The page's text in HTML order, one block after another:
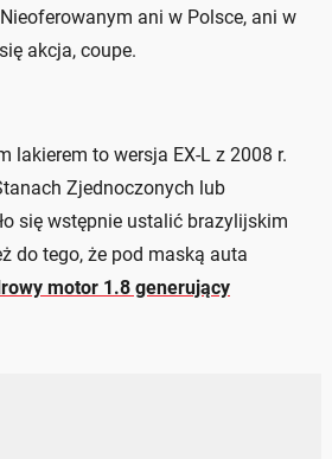
ani w Polsce, ani w
akcja, coupe.
lakierem to wersja EX-L z 2008 r.
Zjednoczonych lub
się wstępnie ustalić brazylijskim
do tego, że pod maską auta
motor 1.8 generujący